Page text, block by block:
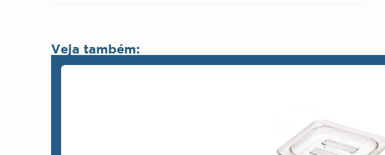
Veja também: